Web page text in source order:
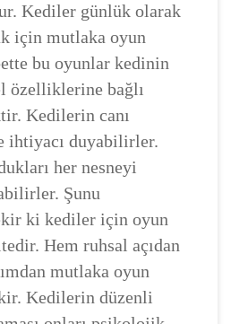
Kediler günlük olarak
için mutlaka oyun
bu oyunlar kedinin
özelliklerine bağlı
Kedilerin canı
ihtiyacı duyabilirler.
her nesneyi
Şunu
ki kediler için oyun
Hem ruhsal açıdan
mutlaka oyun
Kedilerin düzenli